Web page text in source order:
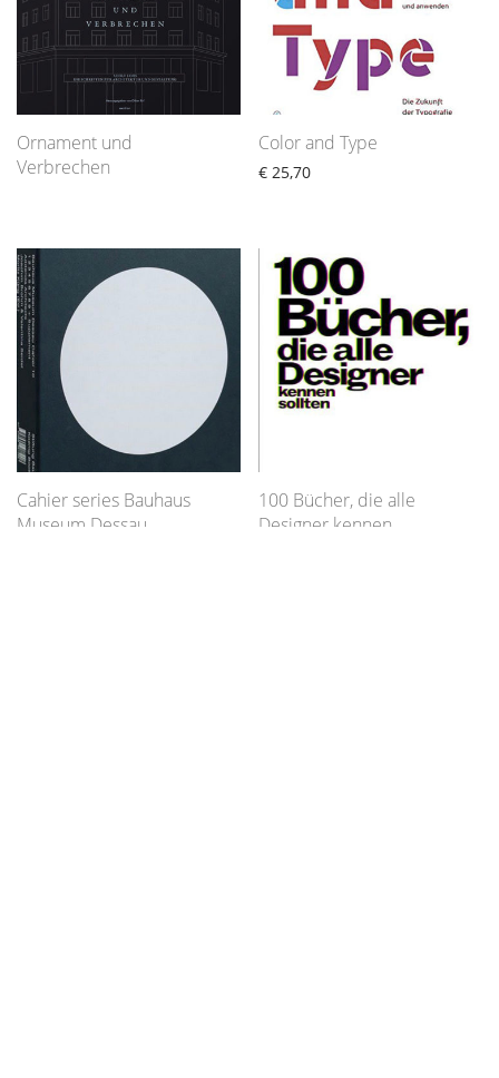
Ornament und
Verbrechen
Color and Type
€ 25,70
Cahier series Bauhaus
Museum Dessau
100 Bücher, die alle
Designer kennen